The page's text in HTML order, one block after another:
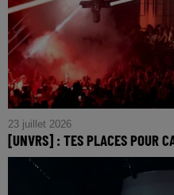
23 juillet 2026
[UNVRS] : TES PLACES POUR